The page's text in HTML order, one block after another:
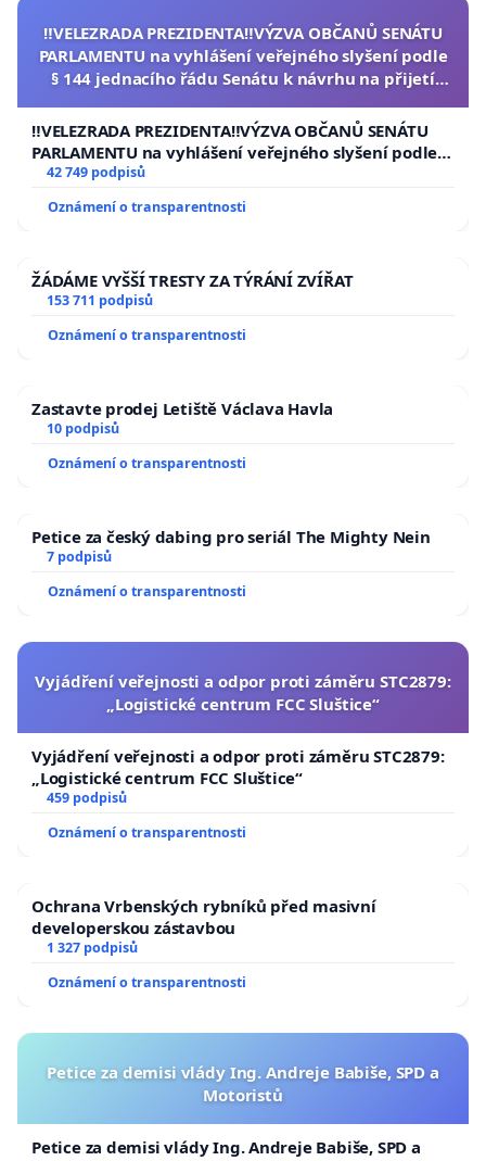
‼️VELEZRADA PREZIDENTA‼️VÝZVA OBČANŮ SENÁTU
PARLAMENTU na vyhlášení veřejného slyšení podle
§ 144 jednacího řádu Senátu k návrhu na přijetí
republiky
‼️VELEZRADA PREZIDENTA‼️VÝZVA OBČANŮ SENÁTU
PARLAMENTU na vyhlášení veřejného slyšení podle §
144 jednacího řádu Senátu k návrhu na přijetí
usnesení k podání ústavní žaloby na prezidenta
republiky
42 749 podpisů
Oznámení o transparentnosti
ŽÁDÁME VYŠŠÍ TRESTY ZA TÝRÁNÍ ZVÍŘAT
153 711 podpisů
Oznámení o transparentnosti
Zastavte prodej Letiště Václava Havla
10 podpisů
Oznámení o transparentnosti
Petice za český dabing pro seriál The Mighty Nein
7 podpisů
Oznámení o transparentnosti
Vyjádření veřejnosti a odpor proti záměru STC2879:
„Logistické centrum FCC Sluštice“
Vyjádření veřejnosti a odpor proti záměru STC2879:
„Logistické centrum FCC Sluštice“
459 podpisů
Oznámení o transparentnosti
Ochrana Vrbenských rybníků před masivní
developerskou zástavbou
1 327 podpisů
Oznámení o transparentnosti
Petice za demisi vlády Ing. Andreje Babiše, SPD a
Motoristů
Petice za demisi vlády Ing. Andreje Babiše, SPD a